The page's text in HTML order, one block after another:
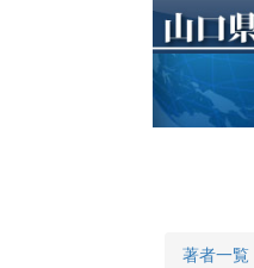
著者一覧